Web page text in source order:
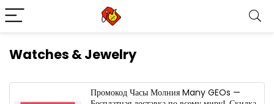
Watches & Jewelry
Промокод Часы Молния Many GEOs —